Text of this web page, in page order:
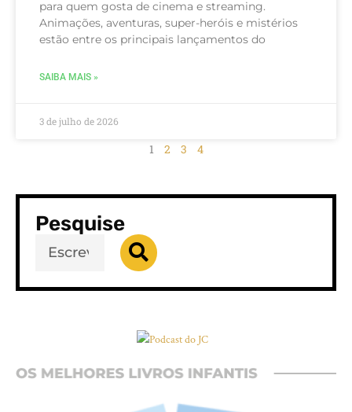
para quem gosta de cinema e streaming.
Animações, aventuras, super-heróis e mistérios
estão entre os principais lançamentos do
SAIBA MAIS »
3 de julho de 2026
1 2 3 4
Pesquise